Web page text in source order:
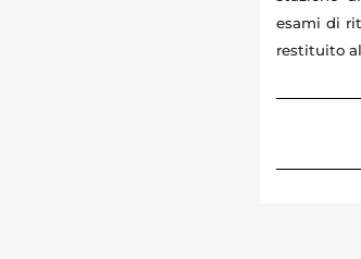
esami di
restituito